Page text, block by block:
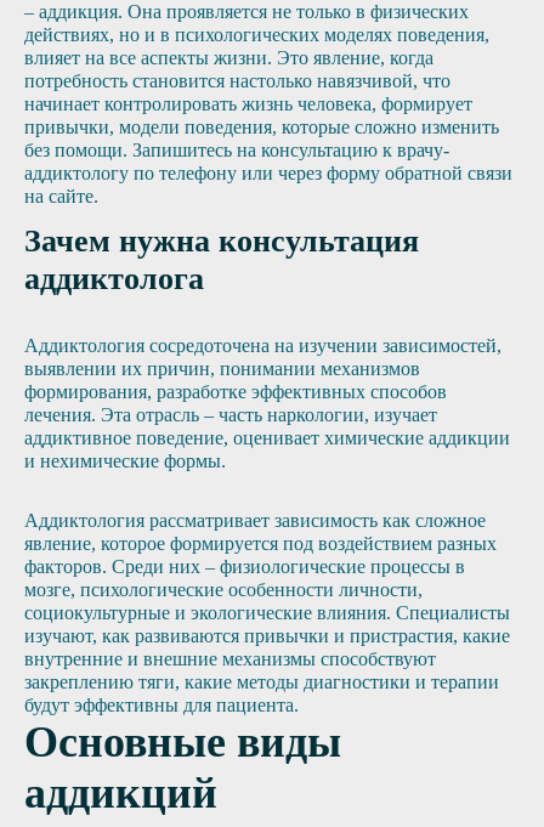
– аддикция. Она проявляется не только в физических
действиях, но и в психологических моделях поведения,
влияет на все аспекты жизни. Это явление, когда
потребность становится настолько навязчивой, что
начинает контролировать жизнь человека, формирует
привычки, модели поведения, которые сложно изменить
без помощи. Запишитесь на консультацию к врачу-
аддиктологу по телефону или через форму обратной связи
на сайте.
Зачем нужна консультация
аддиктолога
Аддиктология сосредоточена на изучении зависимостей,
выявлении их причин, понимании механизмов
формирования, разработке эффективных способов
лечения. Эта отрасль – часть наркологии, изучает
аддиктивное поведение, оценивает химические аддикции
и нехимические формы.
Аддиктология рассматривает зависимость как сложное
явление, которое формируется под воздействием разных
факторов. Среди них – физиологические процессы в
мозге, психологические особенности личности,
социокультурные и экологические влияния. Специалисты
изучают, как развиваются привычки и пристрастия, какие
внутренние и внешние механизмы способствуют
закреплению тяги, какие методы диагностики и терапии
будут эффективны для пациента.
Основные виды
аддикций